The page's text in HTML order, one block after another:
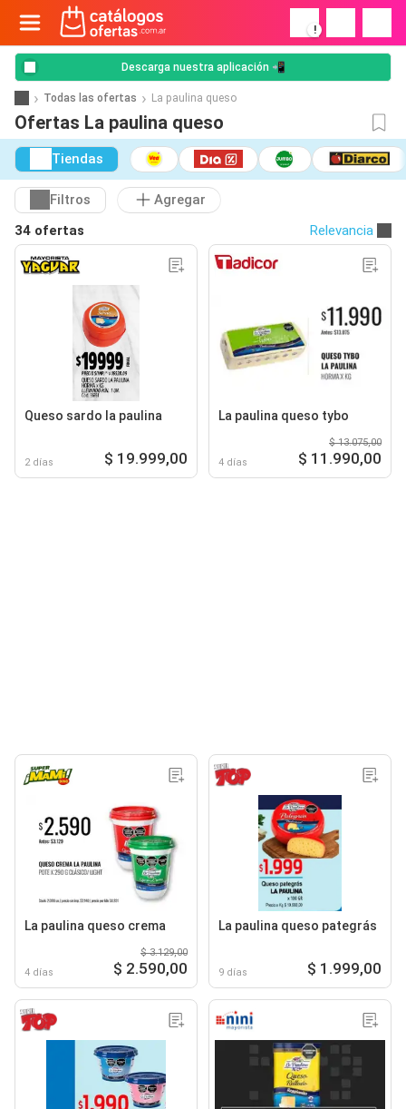
!
Descarga nuestra aplicación 📲
Todas las ofertas La paulina queso
Ofertas La paulina queso
Tiendas
Filtros
Agregar
34 ofertas
Relevancia
Queso sardo la paulina
2 días $ 19.999,00
La paulina queso tybo
4 días
$ 13.075,00
$ 11.990,00
La paulina queso crema
4 días
$ 3.129,00
$ 2.590,00
La paulina queso pategrás
9 días $ 1.999,00